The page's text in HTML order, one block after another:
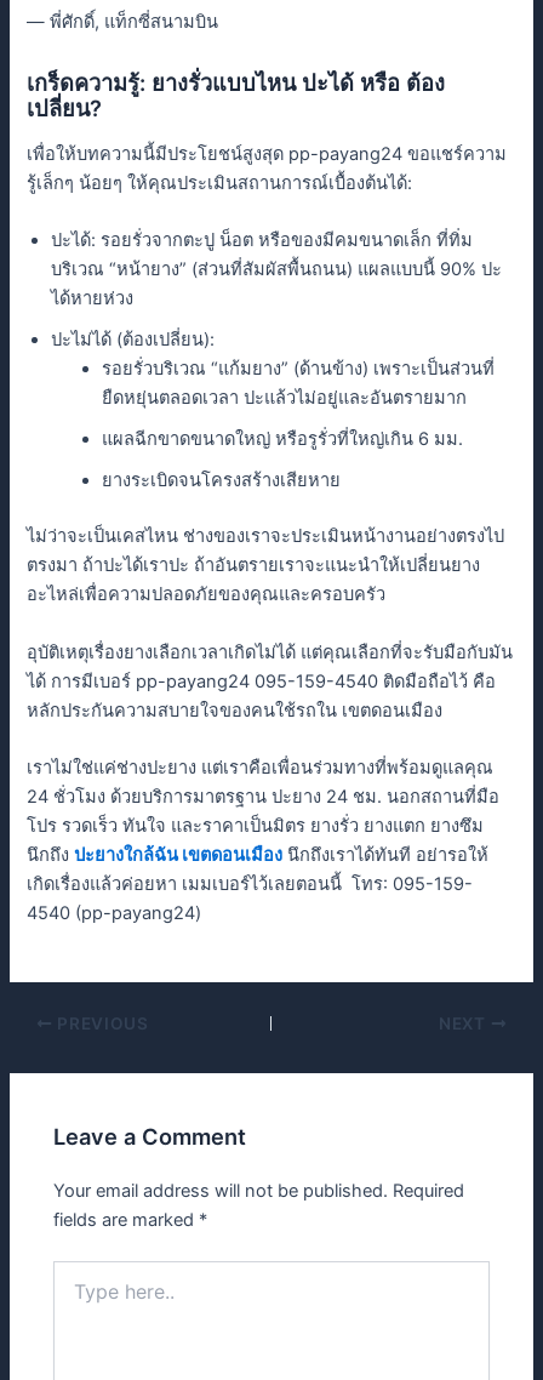
— พี่ศักดิ์, แท็กซี่สนามบิน
เกร็ดความรู้: ยางรั่วแบบไหน ปะได้ หรือ ต้อง
เปลี่ยน?
เพื่อให้บทความนี้มีประโยชน์สูงสุด pp-payang24 ขอแชร์ความ
รู้เล็กๆ น้อยๆ ให้คุณประเมินสถานการณ์เบื้องต้นได้:
ปะได้: รอยรั่วจากตะปู น็อต หรือของมีคมขนาดเล็ก ที่ทิ่ม
บริเวณ “หน้ายาง” (ส่วนที่สัมผัสพื้นถนน) แผลแบบนี้ 90% ปะ
ได้หายห่วง
ปะไม่ได้ (ต้องเปลี่ยน):
รอยรั่วบริเวณ “แก้มยาง” (ด้านข้าง) เพราะเป็นส่วนที่
ยืดหยุ่นตลอดเวลา ปะแล้วไม่อยู่และอันตรายมาก
แผลฉีกขาดขนาดใหญ่ หรือรูรั่วที่ใหญ่เกิน 6 มม.
ยางระเบิดจนโครงสร้างเสียหาย
ไม่ว่าจะเป็นเคสไหน ช่างของเราจะประเมินหน้างานอย่างตรงไป
ตรงมา ถ้าปะได้เราปะ ถ้าอันตรายเราจะแนะนำให้เปลี่ยนยาง
อะไหล่เพื่อความปลอดภัยของคุณและครอบครัว
อุบัติเหตุเรื่องยางเลือกเวลาเกิดไม่ได้ แต่คุณเลือกที่จะรับมือกับมัน
ได้ การมีเบอร์ pp-payang24 095-159-4540 ติดมือถือไว้ คือ
หลักประกันความสบายใจของคนใช้รถใน เขตดอนเมือง
เราไม่ใช่แค่ช่างปะยาง แต่เราคือเพื่อนร่วมทางที่พร้อมดูแลคุณ
24 ชั่วโมง ด้วยบริการมาตรฐาน ปะยาง 24 ชม. นอกสถานที่มือ
โปร รวดเร็ว ทันใจ และราคาเป็นมิตร ยางรั่ว ยางแตก ยางซึม
นึกถึงปะยางใกล้ฉัน เขตดอนเมือง นึกถึงเราได้ทันที อย่ารอให้
เกิดเรื่องแล้วค่อยหา เมมเบอร์ไว้เลยตอนนี้ โทร: 095-159-
4540 (pp-payang24)
PREVIOUS NEXT
Leave a Comment
Your email address will not be published. Required
fields are marked *
here..